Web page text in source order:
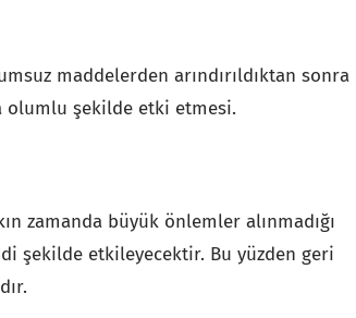
maddelerden arındırıldıktan sonra
olumlu şekilde etki etmesi.
zamanda büyük önlemler alınmadığı
şekilde etkileyecektir. Bu yüzden geri